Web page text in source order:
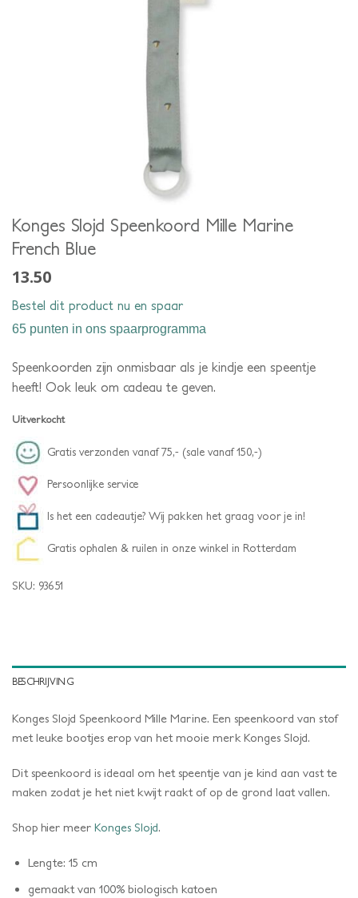
Konges Slojd Speenkoord Mille Marine
French Blue
13.50
Bestel dit product nu en spaar
65 punten in ons spaarprogramma
Speenkoorden zijn onmisbaar als je kindje een speentje
heeft! Ook leuk om cadeau te geven.
Uitverkocht
Gratis verzonden vanaf 75,- (sale vanaf 150,-)
Persoonlijke service
Is het een cadeautje? Wij pakken het graag voor je in!
Gratis ophalen & ruilen in onze winkel in Rotterdam
SKU: 93651
BESCHRIJVING
Konges Slojd Speenkoord Mille Marine. Een speenkoord van stof
met leuke bootjes erop van het mooie merk Konges Slojd.
Dit speenkoord is ideaal om het speentje van je kind aan vast te
maken zodat je het niet kwijt raakt of op de grond laat vallen.
Shop hier meer Konges Slojd.
Lengte: 15 cm
gemaakt van 100% biologisch katoen